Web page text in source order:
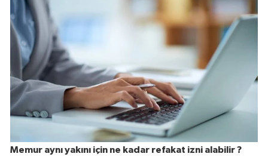
Memur aynı yakını için ne kadar refakat izni alabilir ?